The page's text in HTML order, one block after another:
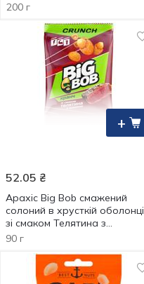
200 г
+
52.05 ₴
Арахіс Big Bob смажений
солоний в хрусткій оболонці
зі смаком Телятина з
аджикою 90г
90 г